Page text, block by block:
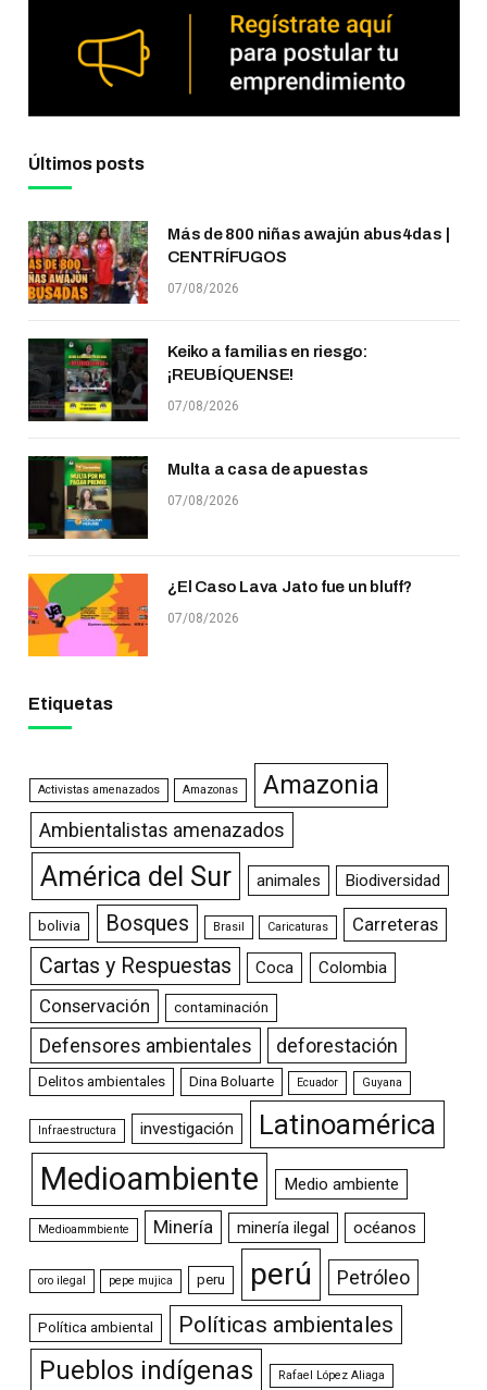
Últimos posts
Más de 800 niñas awajún abus4das |
CENTRÍFUGOS
07/08/2026
Keiko a familias en riesgo:
¡REUBÍQUENSE!
07/08/2026
Multa a casa de apuestas
07/08/2026
¿El Caso Lava Jato fue un bluff?
07/08/2026
Etiquetas
Activistas amenazados Amazonas Amazonia
Ambientalistas amenazados
América del Sur animales Biodiversidad
bolivia Bosques Brasil Caricaturas Carreteras
Cartas y Respuestas Coca Colombia
Conservación contaminación
Defensores ambientales deforestación
Delitos ambientales Dina Boluarte Ecuador Guyana
Infraestructura investigación Latinoamérica
Medioambiente Medio ambiente
Medioammbiente Minería minería ilegal océanos
oro ilegal pepe mujica peru perú Petróleo
Política ambiental Políticas ambientales
Pueblos indígenas Rafael López Aliaga